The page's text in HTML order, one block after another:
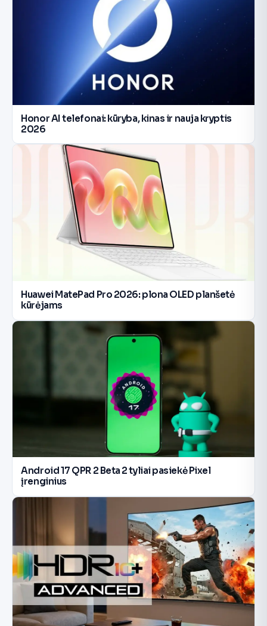
Honor AI telefonai: kūryba, kinas ir nauja kryptis
2026
Huawei MatePad Pro 2026: plona OLED planšetė
kūrėjams
Android 17 QPR 2 Beta 2 tyliai pasiekė Pixel
įrenginius